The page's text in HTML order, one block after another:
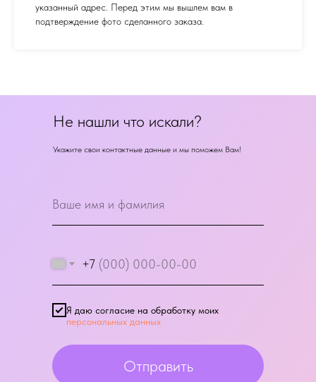
указанный адрес. Перед этим мы вышлем вам в
подтверждение фото сделанного заказа.
+7
Я даю согласие на обработку моих
персональных данных
Отправить
Не нашли что искали?
Укажите свои контактные данные и мы поможем Вам!